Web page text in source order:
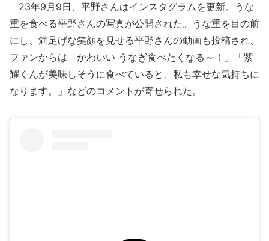
23年9月9日、平野さんはインスタグラムを更新。うな
重を食べる平野さんの写真が公開された。うな重を目の前
にし、満足げな笑顔を見せる平野さんの動画も投稿され、
ファンからは「かわいい うなぎ食べたくなる～！」「紫
耀くんが美味しそうに食べていると、私も幸せな気持ちに
なります。」などのコメントが寄せられた。